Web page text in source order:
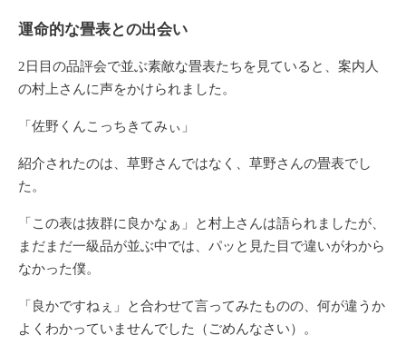
運命的な畳表との出会い
2日目の品評会で並ぶ素敵な畳表たちを見ていると、案内人
の村上さんに声をかけられました。
「佐野くんこっちきてみぃ」
紹介されたのは、草野さんではなく、草野さんの畳表でし
た。
「この表は抜群に良かなぁ」と村上さんは語られましたが、
まだまだ一級品が並ぶ中では、パッと見た目で違いがわから
なかった僕。
「良かですねぇ」と合わせて言ってみたものの、何が違うか
よくわかっていませんでした（ごめんなさい）。